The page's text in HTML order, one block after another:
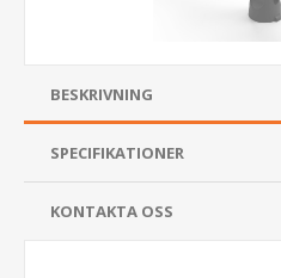
BESKRIVNING
SPECIFIKATIONER
KONTAKTA OSS